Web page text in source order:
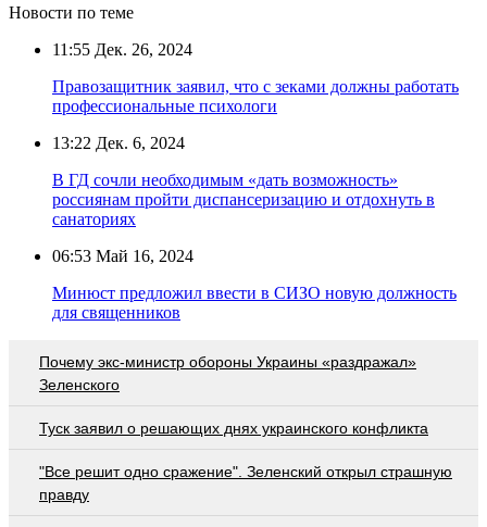
Новости по теме
11:55 Дек. 26, 2024
Правозащитник заявил, что с зеками должны работать
профессиональные психологи
13:22 Дек. 6, 2024
В ГД сочли необходимым «дать возможность»
россиянам пройти диспансеризацию и отдохнуть в
санаториях
06:53 Май 16, 2024
Минюст предложил ввести в СИЗО новую должность
для священников
Почему экс-министр обороны Украины «раздражал»
Зеленского
Туск заявил о решающих днях украинского конфликта
"Все решит одно сражение". Зеленский открыл страшную
правду